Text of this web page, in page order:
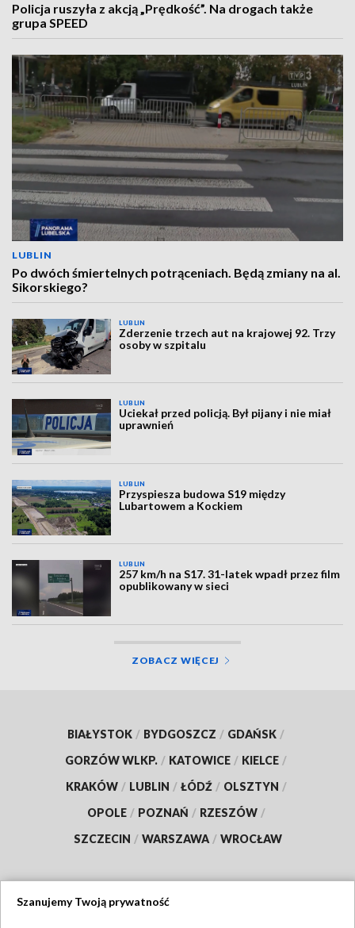
Policja ruszyła z akcją „Prędkość”. Na drogach także
grupa SPEED
LUBLIN
Po dwóch śmiertelnych potrąceniach. Będą zmiany na al.
Sikorskiego?
LUBLIN
Zderzenie trzech aut na krajowej 92. Trzy
osoby w szpitalu
LUBLIN
Uciekał przed policją. Był pijany i nie miał
uprawnień
LUBLIN
Przyspiesza budowa S19 między
Lubartowem a Kockiem
LUBLIN
257 km/h na S17. 31-latek wpadł przez film
opublikowany w sieci
ZOBACZ WIĘCEJ
BIAŁYSTOK / BYDGOSZCZ / GDAŃSK /
GORZÓW WLKP. / KATOWICE / KIELCE /
KRAKÓW / LUBLIN / ŁÓDŹ / OLSZTYN /
OPOLE / POZNAŃ / RZESZÓW /
SZCZECIN / WARSZAWA / WROCŁAW
Szanujemy Twoją prywatność